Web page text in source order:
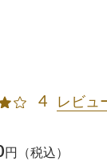
4 レビュ
円（税込）